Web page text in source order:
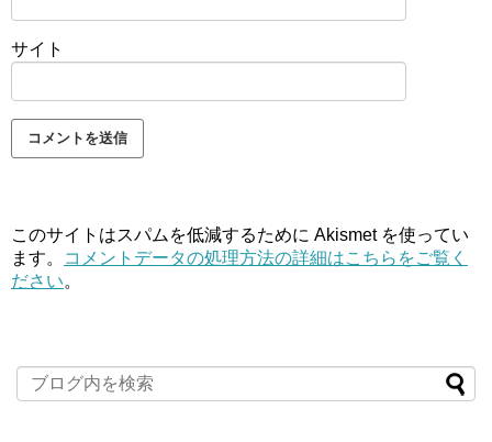
サイト
このサイトはスパムを低減するために Akismet を使ってい
ます。
コメントデータの処理方法の詳細はこちらをご覧く
ださい。